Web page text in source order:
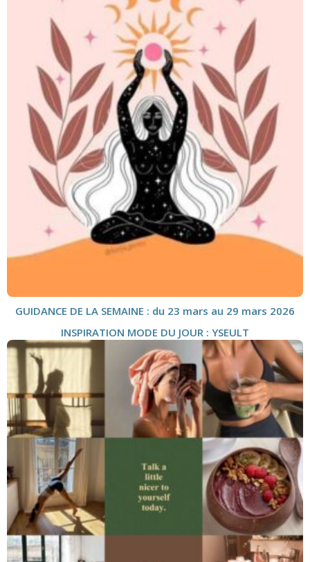
GUIDANCE DE LA SEMAINE : du 23 mars au 29 mars 2026
INSPIRATION MODE DU JOUR : YSEULT